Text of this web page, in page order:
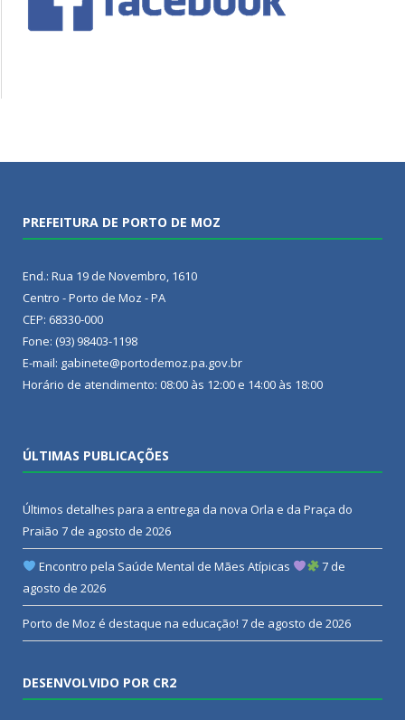
PREFEITURA DE PORTO DE MOZ
End.: Rua 19 de Novembro, 1610
Centro - Porto de Moz - PA
CEP: 68330-000
Fone: (93) 98403-1198
E-mail: gabinete@portodemoz.pa.gov.br
Horário de atendimento: 08:00 às 12:00 e 14:00 às 18:00
ÚLTIMAS PUBLICAÇÕES
Últimos detalhes para a entrega da nova Orla e da Praça do
Praião 7 de agosto de 2026
Encontro pela Saúde Mental de Mães Atípicas
7 de
agosto de 2026
Porto de Moz é destaque na educação! 7 de agosto de 2026
DESENVOLVIDO POR CR2